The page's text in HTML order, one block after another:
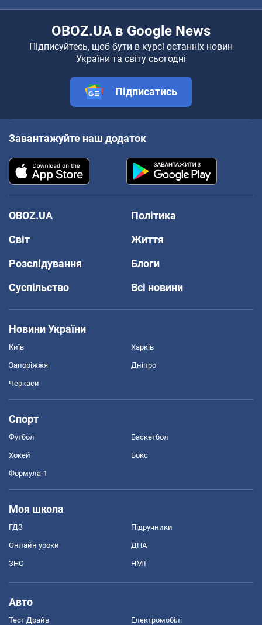
OBOZ.UA в Google News
Підписуйтесь, щоб бути в курсі останніх новин
України та світу сьогодні
Підписатись
Завантажуйте наш додаток
OBOZ.UA
Політика
Світ
Життя
Розслідування
Блоги
Суспільство
Всі новини
Новини України
Київ Харків
Запоріжжя Дніпро
Черкаси
Спорт
Футбол Баскетбол
Хокей Бокс
Формула-1
Моя школа
ГДЗ Підручники
Онлайн уроки ДПА
ЗНО НМТ
Авто
Тест Драйв Електромобілі